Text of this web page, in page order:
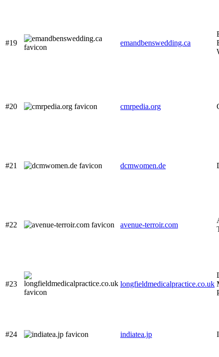
#19 emandbenswedding.ca
#20 cmrpedia.org
#21 dcmwomen.de
#22 avenue-terroir.com
#23 longfieldmedicalpractice.co.uk
#24 indiatea.jp